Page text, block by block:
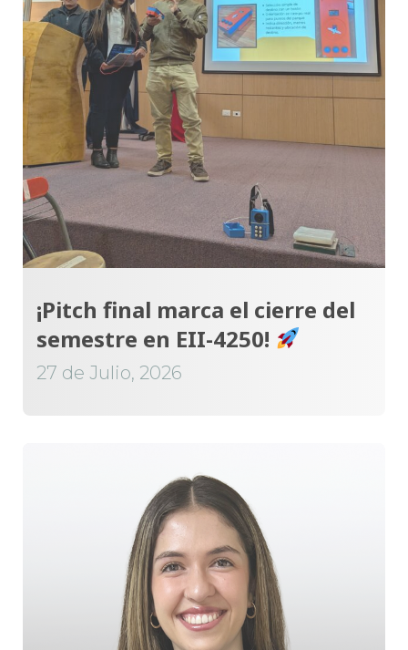
¡Pitch final marca el cierre del
semestre en EII-4250!
27 de Julio, 2026